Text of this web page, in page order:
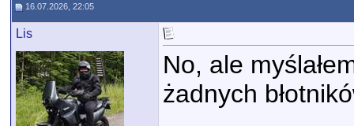
16.07.2026, 22:05
Lis
No, ale
żadnych